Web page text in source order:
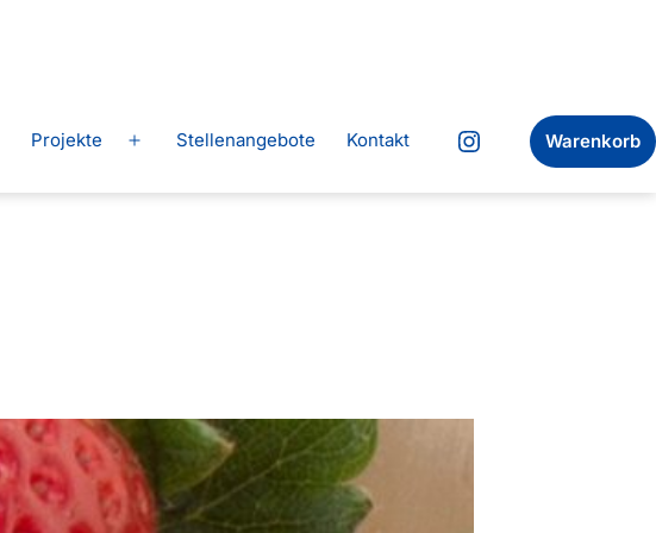
Projekte
Menü
Stellenangebote
Kontakt
Instagram
Warenkorb